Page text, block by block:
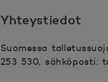
Yhteystiedot
Suomessa
253 530, sähköposti: